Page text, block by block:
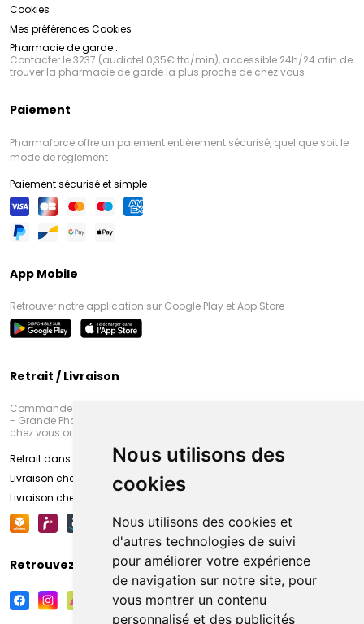
Nous utilisons des
cookies
Nous utilisons des cookies et
d'autres technologies de suivi
pour améliorer votre expérience
de navigation sur notre site, pour
vous montrer un contenu
personnalisé et des publicités
Cookies
Mes préférences Cookies
Pharmacie de garde :
Contacter le 3237 (audiotel 0,35€ ttc/min), accessible 24h/24 afin de
trouver la pharmacie de garde la plus proche de chez vous
Paiement
Pharmaforce offre un paiement entièrement sécurisé, quel que soit le
mode de règlement
Paiement sécurisé et simple
App Mobile
Retrouver notre application sur Google Play et App Store
Retrait / Livraison
Commandez en ligne et venez chercher votre commande à Amiens
- Grande Pharmacie d’Amiens (Fachon) ou recevez-là rapidement
chez vous ou en point retrait
Retrait dans la pharmacie d’Amiens
Livraison chez vous
Livraison chez votre commerçant
Retrouvez-nous sur vos réseaux sociaux